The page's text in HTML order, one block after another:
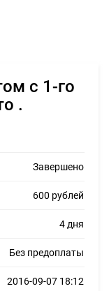
с 1-го
.
Завершено
600 рублей
4 дня
Без предоплаты
2016-09-07 18:12